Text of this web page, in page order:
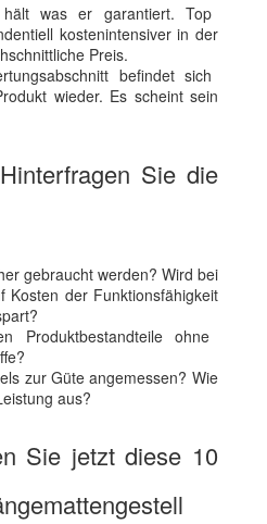
hält was er garantiert. Top
kostenintensiver in der
Preis.
befindet sich
wieder. Es scheint sein
Sie die
gebraucht werden? Wird bei
Kosten der Funktionsfähigkeit
Produktbestandteile ohne
zur Güte angemessen? Wie
aus?
Sie jetzt diese 10